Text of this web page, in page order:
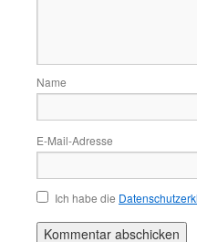
Name
E-Mail-Adresse
Ich habe die